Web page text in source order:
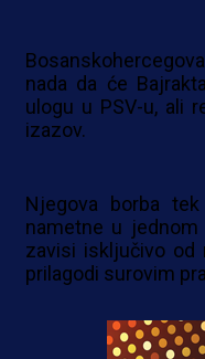
nada da će
ulogu u PSV-u, ali
izazov.
Njegova borba
nametne u jednom
zavisi isključivo
prilagodi surovim